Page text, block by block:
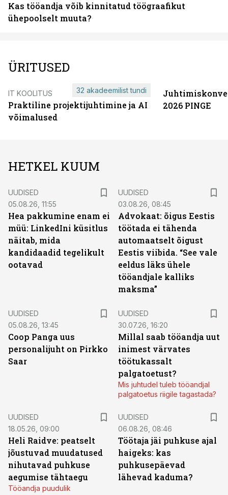
Kas tööandja võib kinnitatud töögraafikut
ühepoolselt muuta?
ÜRITUSED
IT KOOLITUS
Praktiline projektijuhtimine ja AI
võimalused
32 akadeemilist tundi
2026 PINGE
HETKEL KUUM
UUDISED
05.08.26, 11:55
Hea pakkumine enam ei
müü: LinkedIni küsitlus
näitab, mida
kandidaadid tegelikult
ootavad
UUDISED
03.08.26, 08:45
Advokaat: õigus Eestis
töötada ei tähenda
automaatselt õigust
Eestis viibida. “See vale
eeldus läks ühele
tööandjale kalliks
maksma”
UUDISED
05.08.26, 13:45
Coop Panga uus
personalijuht on Pirkko
Saar
UUDISED
30.07.26, 16:20
Millal saab tööandja uut
inimest värvates
töötukassalt
palgatoetust?
Mis juhtudel tuleb tööandjal
palgatoetus riigile tagastada?
UUDISED
18.05.26, 09:00
Heli Raidve: peatselt
jõustuvad muudatused
nihutavad puhkuse
aegumise tähtaegu
Tööandja puudulik
UUDISED
06.08.26, 08:46
Töötaja jäi puhkuse ajal
haigeks: kas
puhkusepäevad
lähevad kaduma?